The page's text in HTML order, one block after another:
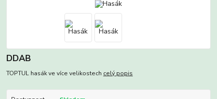
DDAB
TOPTUL hasák ve více velikostech celý popis